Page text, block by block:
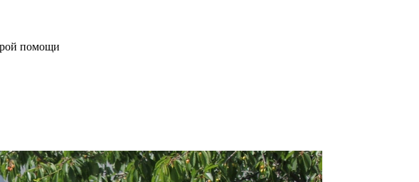
помощи